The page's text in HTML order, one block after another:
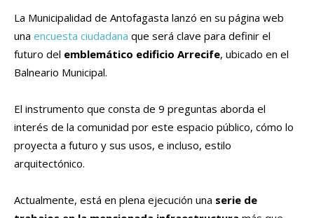
La Municipalidad de Antofagasta lanzó en su página web
una encuesta ciudadana que será clave para definir el
futuro del emblemático edificio Arrecife, ubicado en el
Balneario Municipal.
El instrumento que consta de 9 preguntas aborda el
interés de la comunidad por este espacio público, cómo lo
proyecta a futuro y sus usos, e incluso, estilo
arquitectónico.
Actualmente, está en plena ejecución una serie de